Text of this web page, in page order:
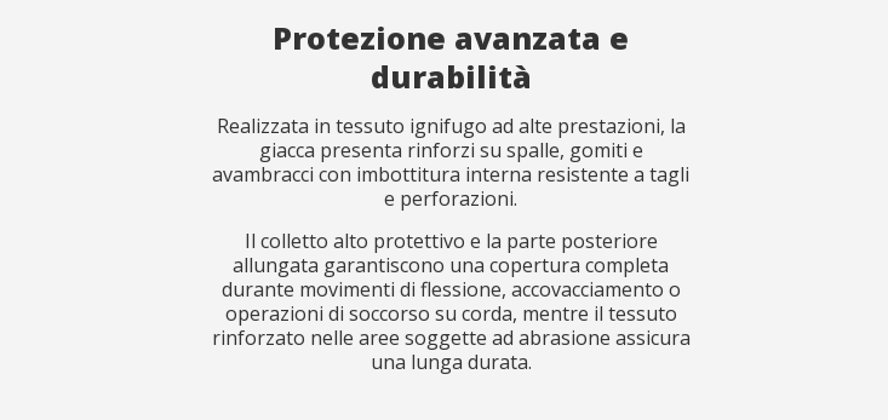
Protezione avanzata e
durabilità
Realizzata in tessuto ignifugo ad alte prestazioni, la
giacca presenta rinforzi su spalle, gomiti e
avambracci con imbottitura interna resistente a tagli
e perforazioni.
Il colletto alto protettivo e la parte posteriore
allungata garantiscono una copertura completa
durante movimenti di flessione, accovacciamento o
operazioni di soccorso su corda, mentre il tessuto
rinforzato nelle aree soggette ad abrasione assicura
una lunga durata.